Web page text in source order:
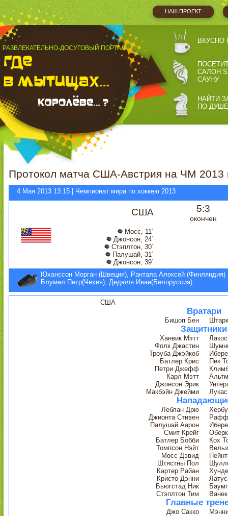
НАШ ПРОЕКТ
РАЗВЛЕКАТЕЛЬНО-ДОСУГОВЫЙ ПОРТАЛ
ВКУСНО
САЛОН
САУНУ
НАЙТИ
ПО ДУШЕ
Протокол матча США-Австрия на ЧМ 2013
4 Мая 2013 13:15 | Чемпионат мира по хоккею 2013
США 5:3
окончен
Мосс, 11´
Джонсон, 24´
Стэплтон, 30´
Палушай, 31´
Джонсон, 39´
Юханссон Морган (Швеция), Рантала Алексей (Финляндия)
Блумел Петр(Чехия), Дедюля Иван(Белоруссия)
США
Вратари
Бишоп Бен
Защитники
Ханвик Мэтт
Фолк Джастин
Троуба Джэйкоб
Батлер Крис
Пёк
Петри Джефф
Карл Мэтт
Джонсон Эрик
Макбэйн Джейми
Леблан Дрю
Джионта Стивен
Палушай Аарон
Смит Крейг
Батлер Бобби
Кох
Томпсон Нэйт
Мосс Дэвид
Штястны Пол
Картер Райан
Кристо Дэнни
Бьюгстад Ник
Стэплтон Тим
Главные
Джо Сакко